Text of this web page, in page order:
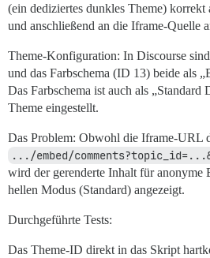
(ein dediziertes dunkles Theme) korrekt
und anschließend an die Iframe-Quelle
Theme-Konfiguration: In Discourse
und das Farbschema (ID 13) beide als
Das Farbschema ist auch als „Standard
Theme eingestellt.
Das Problem: Obwohl die Iframe-URL
.../embed/
wird der gerenderte Inhalt für anonyme
hellen Modus (Standard) angezeigt.
Durchgeführte Tests:
Das Theme-ID direkt in das Skript